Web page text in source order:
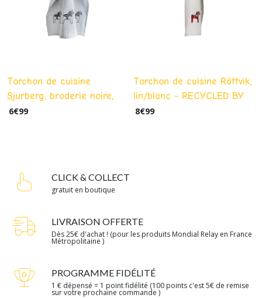
Torchon de cuisine
Sjurberg, broderie noire,
gris/blanc - RECYCLED BY
6€99
Torchon de cuisine Rättvik,
lin/blanc - RECYCLED BY
WILLE
8€99
CLICK & COLLECT
gratuit en boutique
LIVRAISON OFFERTE
Dès 25€ d'achat ! (pour les produits Mondial Relay en France
Métropolitaine )
PROGRAMME FIDÉLITÉ
1 € dépensé = 1 point fidélité (100 points c'est 5€ de remise
sur votre prochaine commande )